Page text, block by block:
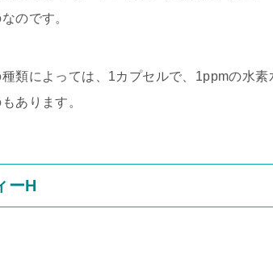
のです。
類によっては、1カプセルで、1ppmの水素
あります。
ーH